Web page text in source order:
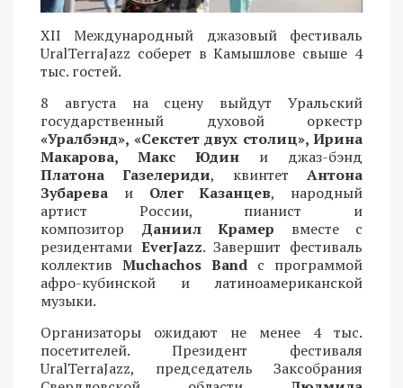
XII Международный джазовый фестиваль
UralTerraJazz соберет в Камышлове свыше 4
тыс. гостей.
8 августа на сцену выйдут Уральский
государственный духовой оркестр
«Уралбэнд», «Секстет двух столиц», Ирина
Макарова, Макс Юдин и джаз-бэнд
Платона Газелериди, квинтетАнтона
Зубарева и Олег Казанцев, народный
артист России, пианист и
композитор Даниил Крамер вместе с
резидентами EverJazz. Завершит фестиваль
коллектив Muchachos Band с программой
афро-кубинской и латиноамериканской
музыки.
Организаторы ожидают не менее 4 тыс.
посетителей. Президент фестиваля
UralTerraJazz, председатель Заксобрания